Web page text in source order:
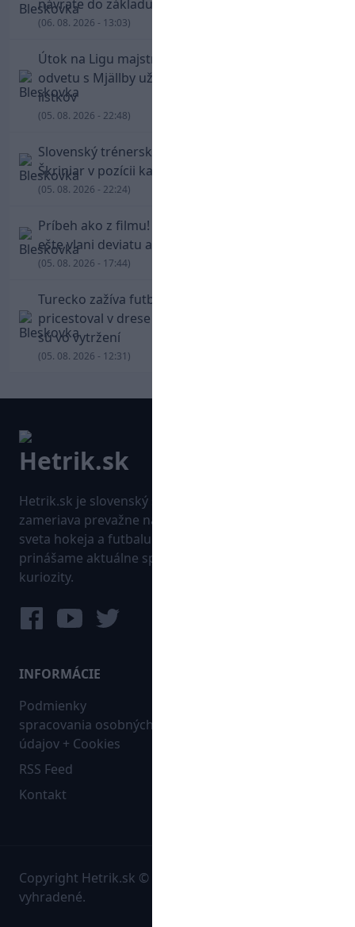
návrate do základu strelil dva góly
(06. 08. 2026 - 13:03)
Útok na Ligu majstrov láka! Slovan hlási na
odvetu s Mjällby už viac ako 13-tisíc predaných
lístkov
(05. 08. 2026 - 22:48)
Slovenský trénerský súboj pre Borbélyho,
Škriniar v pozícii kapitána potiahol Fenerbahce
(05. 08. 2026 - 22:24)
Príbeh ako z filmu! Hrdina Slovana Kianga hral
ešte vlani deviatu anglickú ligu
(05. 08. 2026 - 17:44)
Turecko zažíva futbalové šialenstvo! Salah
pricestoval v drese Trabzonsporu, fanúšikovia
sú vo vytržení
(05. 08. 2026 - 12:31)
Hetrik.sk je slovenský športový portál, ktorý sa
zameriava prevažne na najnovšie informácie zo
sveta hokeja a futbalu. Pravidelne na dennej báze
prinášame aktuálne správy, góly, zaujímavosti a
kuriozity.
INFORMÁCIE
Podmienky
spracovania osobných
údajov + Cookies
RSS Feed
Kontakt
Copyright Hetrik.sk © 2026 Autorské práva sú
vyhradené.